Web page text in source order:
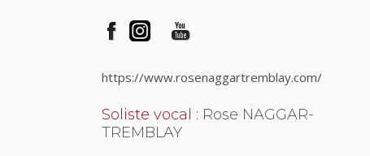
https://www.rosenaggartremblay.com/
Soliste vocal : Rose NAGGAR-
TREMBLAY